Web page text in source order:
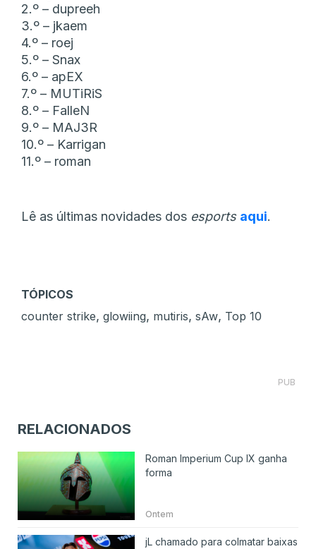
2.º – dupreeh
3.º – jkaem
4.º – roej
5.º – Snax
6.º – apEX
7.º – MUTiRiS
8.º – FalleN
9.º – MAJ3R
10.º – Karrigan
11.º – roman
Lê as últimas novidades dos esports aqui.
TÓPICOS
counter strike, glowiing, mutiris, sAw, Top 10
PUB
RELACIONADOS
Roman Imperium Cup IX ganha
forma
Ontem
jL chamado para colmatar baixas